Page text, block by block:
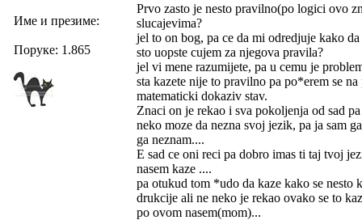
Име и презиме:
Поруке: 1.865
Prvo zasto je nesto pravilno(po logici ovo
slucajevima?
jel to on bog, pa ce da mi odredjuje kako
sto uopste cujem za njegova pravila?
jel vi mene razumijete, pa u cemu je
sta kazete nije to pravilno pa po*erem se
matematicki dokaziv stav.
Znaci on je rekao i sva pokoljenja od sad
neko moze da nezna svoj jezik, pa ja sam
ga neznam....
E sad ce oni reci pa dobro imas ti taj tvoj
nasem kaze ....
pa otukud tom *udo da kaze kako se nesto
drukcije ali ne neko je rekao ovako se to
po ovom nasem(mom)...